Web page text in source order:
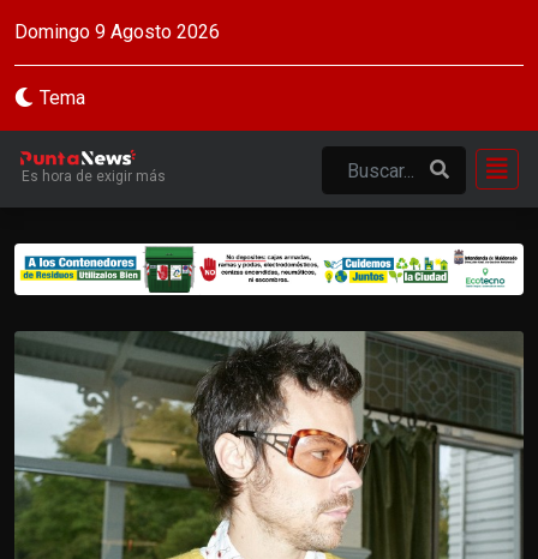
Domingo 9 Agosto 2026
Tema
Es hora de exigir más